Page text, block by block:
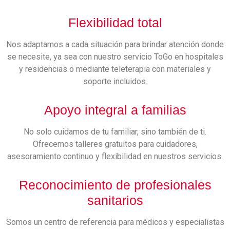
Flexibilidad total
Nos adaptamos a cada situación para brindar atención donde
se necesite, ya sea con nuestro servicio ToGo en hospitales
y residencias o mediante teleterapia con materiales y
soporte incluidos.
Apoyo integral a familias
No solo cuidamos de tu familiar, sino también de ti.
Ofrecemos talleres gratuitos para cuidadores,
asesoramiento continuo y flexibilidad en nuestros servicios.
Reconocimiento de profesionales
sanitarios
Somos un centro de referencia para médicos y especialistas